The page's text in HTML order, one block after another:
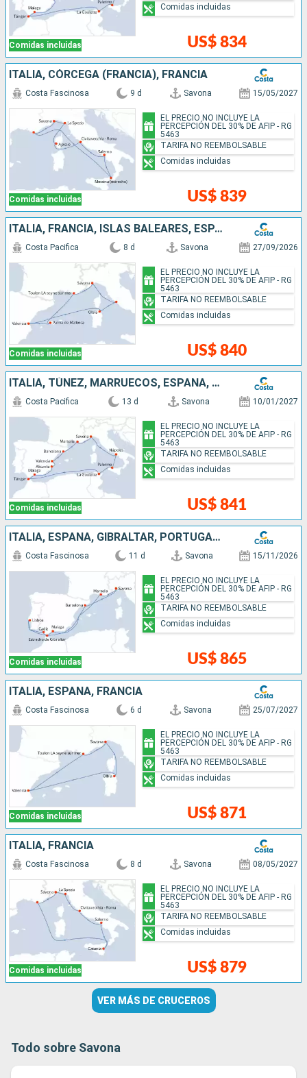
Comidas incluidas US$ 834
Comidas incluidas
ITALIA, CÓRCEGA (FRANCIA), FRANCIA
Comidas incluidas
Costa Fascinosa 9 d Savona 15/05/2027
US$ 839
EL PRECIO NO INCLUYE LA
PERCEPCIÓN DEL 30% DE AFIP - RG
5463
TARIFA NO REEMBOLSABLE
Comidas incluidas
ITALIA, FRANCIA, ISLAS BALEARES, ESPAÑA
Comidas incluidas
Costa Pacifica 8 d Savona 27/09/2026
US$ 840
EL PRECIO NO INCLUYE LA
PERCEPCIÓN DEL 30% DE AFIP - RG
5463
TARIFA NO REEMBOLSABLE
Comidas incluidas
ITALIA, TÚNEZ, MARRUECOS, ESPAÑA, FRANCIA
Comidas incluidas
Costa Pacifica 13 d Savona 10/01/2027
US$ 841
EL PRECIO NO INCLUYE LA
PERCEPCIÓN DEL 30% DE AFIP - RG
5463
TARIFA NO REEMBOLSABLE
Comidas incluidas
ITALIA, ESPAÑA, GIBRALTAR, PORTUGAL, FRANCIA
Comidas incluidas
Costa Fascinosa 11 d Savona 15/11/2026
US$ 865
EL PRECIO NO INCLUYE LA
PERCEPCIÓN DEL 30% DE AFIP - RG
5463
TARIFA NO REEMBOLSABLE
Comidas incluidas
ITALIA, ESPAÑA, FRANCIA
Comidas incluidas
Costa Fascinosa 6 d Savona 25/07/2027
US$ 871
EL PRECIO NO INCLUYE LA
PERCEPCIÓN DEL 30% DE AFIP - RG
5463
TARIFA NO REEMBOLSABLE
Comidas incluidas
ITALIA, FRANCIA
Comidas incluidas
Costa Fascinosa 8 d Savona 08/05/2027
US$ 879
EL PRECIO NO INCLUYE LA
PERCEPCIÓN DEL 30% DE AFIP - RG
5463
TARIFA NO REEMBOLSABLE
Comidas incluidas
VER MÁS DE CRUCEROS
Todo sobre Savona